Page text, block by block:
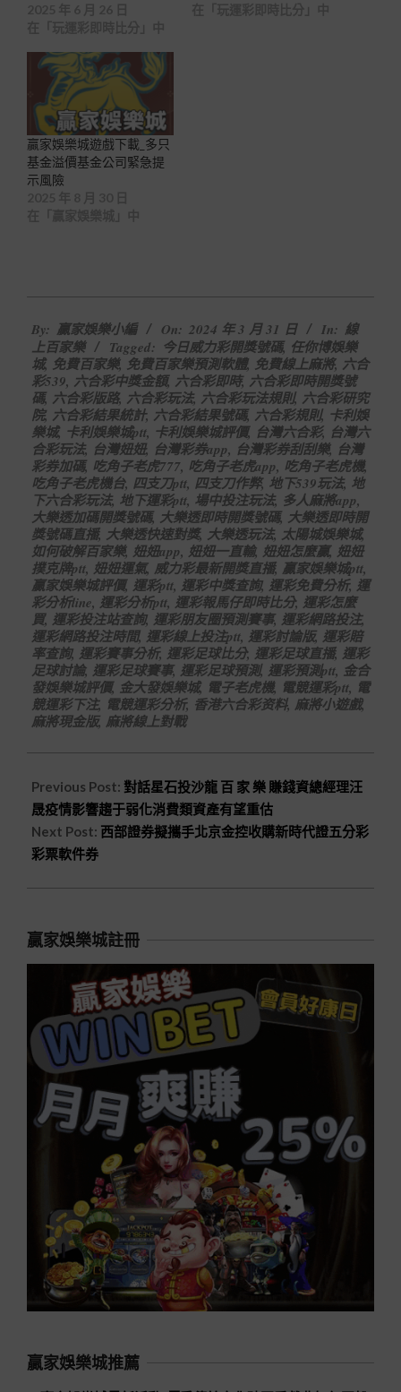
贏家娛樂城遊戲下載_多只
基金溢價基金公司緊急提
示風險
03-
31
By: 贏家娛樂小編 On: 2024 年 3 月 31 日 In: 線
上百家樂
Tagged: 今日威力彩開獎號碼, 任你博娛樂
城, 免費百家樂, 免費百家樂預測軟體, 免費線上麻將, 六合
彩539, 六合彩中獎金額, 六合彩即時, 六合彩即時開獎號
碼, 六合彩版路, 六合彩玩法, 六合彩玩法規則, 六合彩研究
院, 六合彩結果統計, 六合彩結果號碼, 六合彩規則, 卡利娛
樂城, 卡利娛樂城ptt, 卡利娛樂城評價, 台灣六合彩, 台灣六
合彩玩法, 台灣妞妞, 台灣彩券app, 台灣彩券刮刮樂, 台灣
彩券加碼, 吃角子老虎777, 吃角子老虎app, 吃角子老虎機,
吃角子老虎機台, 四支刀ptt, 四支刀作弊, 地下539玩法, 地
下六合彩玩法, 地下運彩ptt, 場中投注玩法, 多人麻將app,
大樂透加碼開獎號碼, 大樂透即時開獎號碼, 大樂透即時開
獎號碼直播, 大樂透快速對獎, 大樂透玩法, 太陽城娛樂城,
如何破解百家樂, 妞妞app, 妞妞一直輸, 妞妞怎麼贏, 妞妞
撲克牌ptt, 妞妞運氣, 威力彩最新開獎直播, 贏家娛樂城ptt,
贏家娛樂城評價, 運彩ptt, 運彩中獎查詢, 運彩免費分析, 運
彩分析line, 運彩分析ptt, 運彩報馬仔即時比分, 運彩怎麼
買, 運彩投注站查詢, 運彩朋友圈預測賽事, 運彩網路投注,
運彩網路投注時間, 運彩線上投注ptt, 運彩討論版, 運彩賠
率查詢, 運彩賽事分析, 運彩足球比分, 運彩足球直播, 運彩
足球討論, 運彩足球賽事, 運彩足球預測, 運彩預測ptt, 金合
發娛樂城評價, 金大發娛樂城, 電子老虎機, 電競運彩ptt, 電
競運彩下注, 電競運彩分析, 香港六合彩资料, 麻將小遊戲,
麻將現金版, 麻將線上對戰
Previous Post: 對話星石投沙龍 百 家 樂 賺錢資總經理汪
晟疫情影響趨于弱化消費類資產有望重估
Next Post: 西部證券擬攜手北京金控收購新時代證五分彩
彩票軟件券
贏家娛樂城註冊
贏家娛樂城推薦